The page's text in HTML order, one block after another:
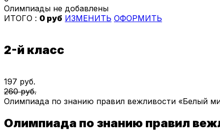
Олимпиады не добавлены
ИТОГО : 0 руб ИЗМЕНИТЬ ОФОРМИТЬ
2-й класс
197 руб.
260 руб.
Олимпиада по знанию правил вежливости «Белый
Олимпиада по знанию правил